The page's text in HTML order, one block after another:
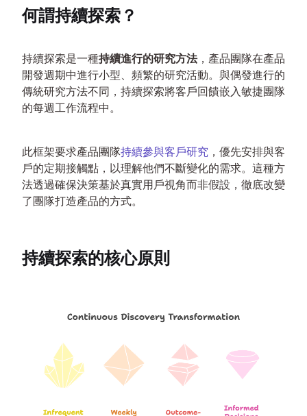
何謂持續探索？
持續探索是一種持續進行的研究方法，產品團隊在產品
開發週期中進行小型、頻繁的研究活動。與偶發進行的
傳統研究方法不同，持續探索將客戶回饋嵌入敏捷團隊
的每週工作流程中。
此框架要求產品團隊持續參與客戶研究 ，優先安排與客
戶的定期接觸點，以理解他們不斷變化的需求。這種方
法透過確保決策基於真實用戶視角而非假設，徹底改變
了團隊打造產品的方式。
持續探索的核心原則